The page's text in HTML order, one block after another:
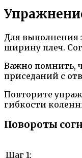
Для выполнения
ширину плеч.
Важно помнить,
приседаний с
Повторите
гибкости
Повороты
Шаг 1: